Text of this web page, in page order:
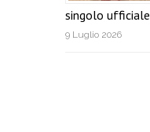
singolo ufficiale
9 Luglio 2026